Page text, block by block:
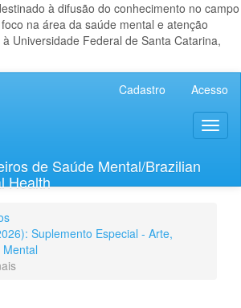
à difusão do conhecimento no campo
na área da saúde mental e atenção
Universidade Federal de Santa Catarina,
Cadastro Acesso
de Saúde Mental/Brazilian
Health
Suplemento Especial - Arte,